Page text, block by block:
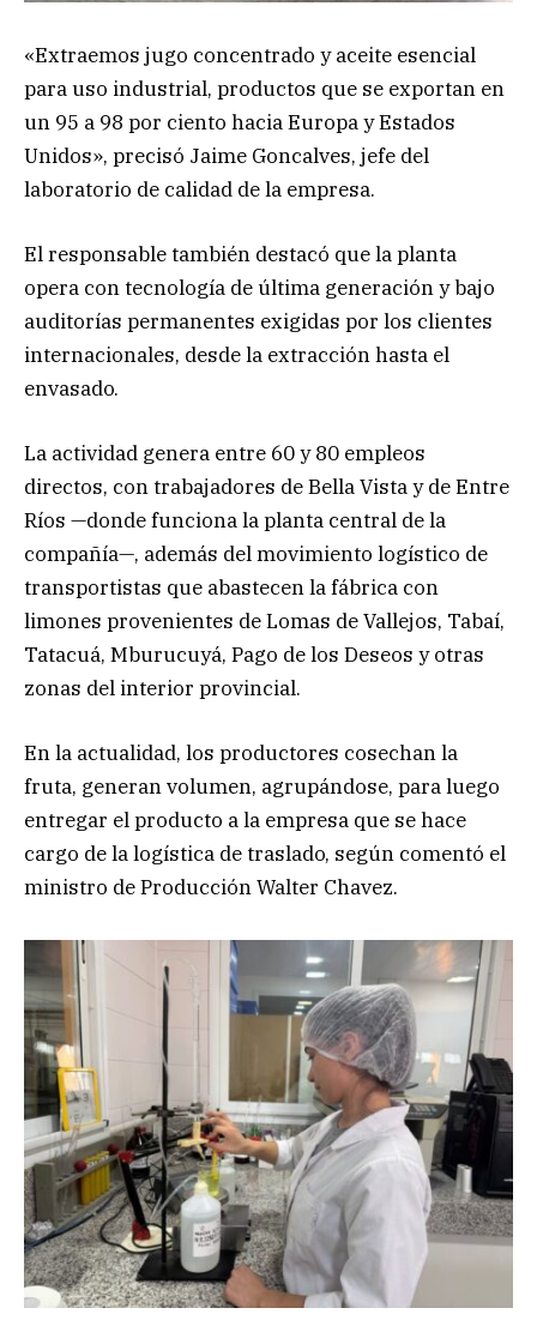
«Extraemos jugo concentrado y aceite esencial
para uso industrial, productos que se exportan en
un 95 a 98 por ciento hacia Europa y Estados
Unidos», precisó Jaime Goncalves, jefe del
laboratorio de calidad de la empresa.
El responsable también destacó que la planta
opera con tecnología de última generación y bajo
auditorías permanentes exigidas por los clientes
internacionales, desde la extracción hasta el
envasado.
La actividad genera entre 60 y 80 empleos
directos, con trabajadores de Bella Vista y de Entre
Ríos —donde funciona la planta central de la
compañía—, además del movimiento logístico de
transportistas que abastecen la fábrica con
limones provenientes de Lomas de Vallejos, Tabaí,
Tatacuá, Mburucuyá, Pago de los Deseos y otras
zonas del interior provincial.
En la actualidad, los productores cosechan la
fruta, generan volumen, agrupándose, para luego
entregar el producto a la empresa que se hace
cargo de la logística de traslado, según comentó el
ministro de Producción Walter Chavez.